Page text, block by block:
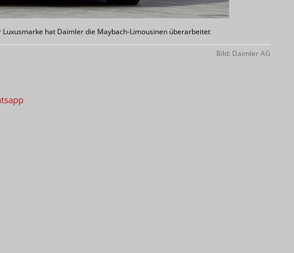
hat Daimler die Maybach-Limousinen überarbeitet
Bild: Daimler AG